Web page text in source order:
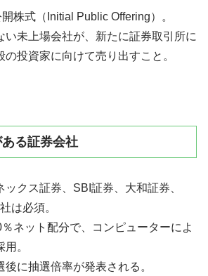
株式（Initial Public Offering）。
い未上場会社が、新たに証券取引所に
投資家に向けて売り出すこと。
る証券会社
ックス証券、SBI証券、大和証券、
は必須。
％ネット配分で、コンピューターによ
。
後に抽選倍率が発表される。